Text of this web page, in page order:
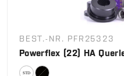
BEST.-NR. PFR25323
Powerflex (22) HA